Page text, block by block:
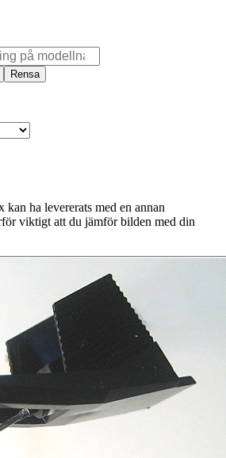
Rensa
ha levererats med en annan
viktigt att du jämför bilden med din